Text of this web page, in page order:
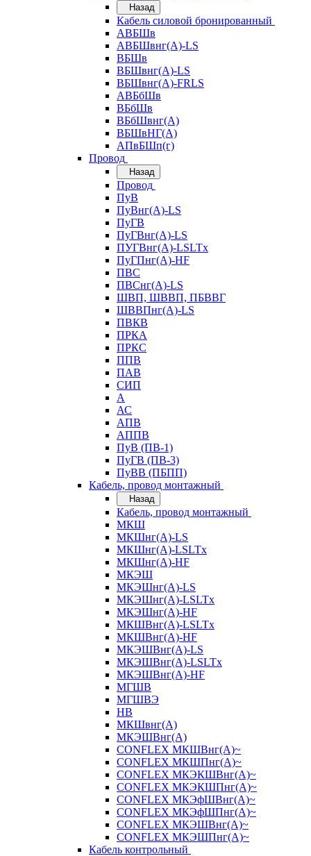
Назад
Кабель силовой бронированный
АВБШв
АВБШвнг(А)-LS
ВБШв
ВБШвнг(А)-LS
ВБШвнг(А)-FRLS
АВБбШв
ВБбШв
ВБбШвнг(А)
ВБШвНГ(А)
АПвБШп(г)
Провод
Назад
Провод
ПуВ
ПуВнг(А)-LS
ПуГВ
ПуГВнг(А)-LS
ПУГВнг(А)-LSLTx
ПуГПнг(А)-HF
ПВС
ПВСнг(А)-LS
ШВП, ШВВП, ПБВВГ
ШВВПнг(А)-LS
ПВКВ
ПРКА
ПРКС
ППВ
ПАВ
СИП
А
АС
АПВ
АППВ
ПуВ (ПВ-1)
ПуГВ (ПВ-3)
ПуВВ (ПБПП)
Кабель, провод монтажный
Назад
Кабель, провод монтажный
МКШ
МКШнг(А)-LS
МКШнг(А)-LSLTx
МКШнг(А)-HF
МКЭШ
МКЭШнг(А)-LS
МКЭШнг(А)-LSLTx
МКЭШнг(А)-HF
МКШВнг(A)-LSLTx
МКШВнг(А)-HF
МКЭШВнг(А)-LS
МКЭШВнг(A)-LSLTx
МКЭШВнг(А)-HF
МГШВ
МГШВЭ
НВ
МКШвнг(А)
МКЭШВнг(А)
CONFLEX МКШВнг(А)~
CONFLEX МКШПнг(А)~
CONFLEX МКЭКШВнг(А)~
CONFLEX МКЭКШПнг(А)~
CONFLEX МКЭфШВнг(А)~
CONFLEX МКЭфШПнг(А)~
CONFLEX МКЭШВнг(А)~
CONFLEX МКЭШПнг(А)~
Кабель контрольный